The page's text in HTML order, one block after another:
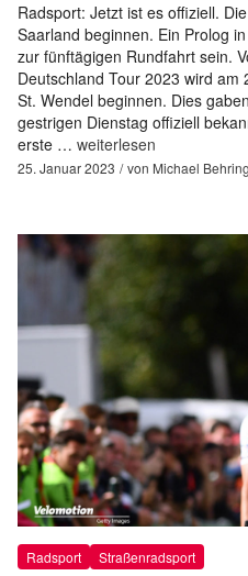
Radsport: Jetzt ist es offiziell.
Saarland beginnen. Ein Prolog
zur fünftägigen Rundfahrt sein.
Deutschland Tour 2023 wird am
St. Wendel beginnen. Dies
gestrigen Dienstag offiziell
erste … weiterlesen
25. Januar 2023 von Michael
Radsport Straßenradsport